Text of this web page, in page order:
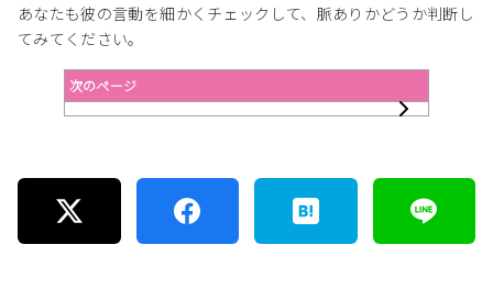
あなたも彼の言動を細かくチェックして、脈ありかどうか判断し
てみてください。
次のページ